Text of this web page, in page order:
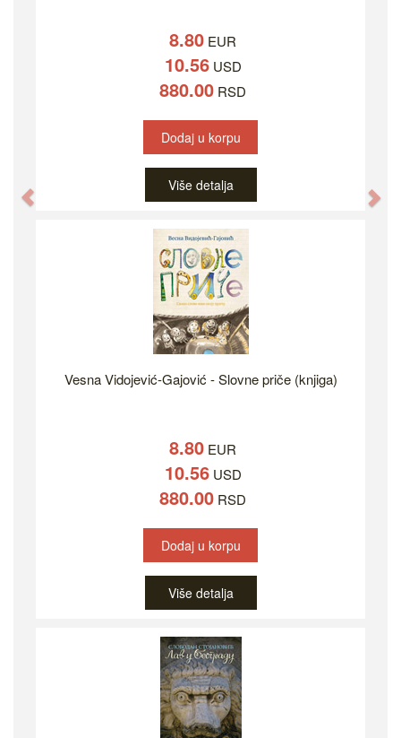
8.80 EUR
10.56USD
880.00 RSD
Dodaj u korpu
Više detalja
Vesna Vidojević-Gajović - Slovne priče (knjiga)
8.80 EUR
10.56USD
880.00 RSD
Dodaj u korpu
Više detalja